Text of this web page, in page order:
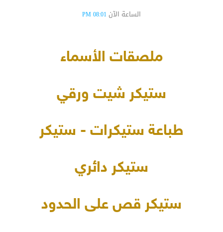
الساعة الآن 08:01 PM
ملصقات الأسماء
ستيكر شيت ورقي
طباعة ستيكرات - ستيكر
ستيكر دائري
ستيكر قص على الحدود